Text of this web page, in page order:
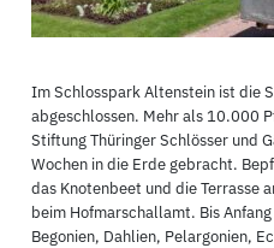
Im Schlosspark Altenstein ist die
abgeschlossen. Mehr als 10.000
Stiftung Thüringer Schlösser und
Wochen in die Erde gebracht.
das Knotenbeet und die Terrasse
beim Hofmarschallamt. Bis
Begonien, Dahlien, Pelargonien,